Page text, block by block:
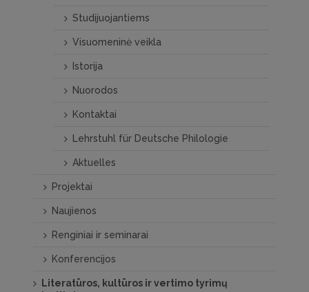
Studijuojantiems
Visuomeninė veikla
Istorija
Nuorodos
Kontaktai
Lehrstuhl für Deutsche Philologie
Aktuelles
Projektai
Naujienos
Renginiai ir seminarai
Konferencijos
Literatūros, kultūros ir vertimo tyrimų